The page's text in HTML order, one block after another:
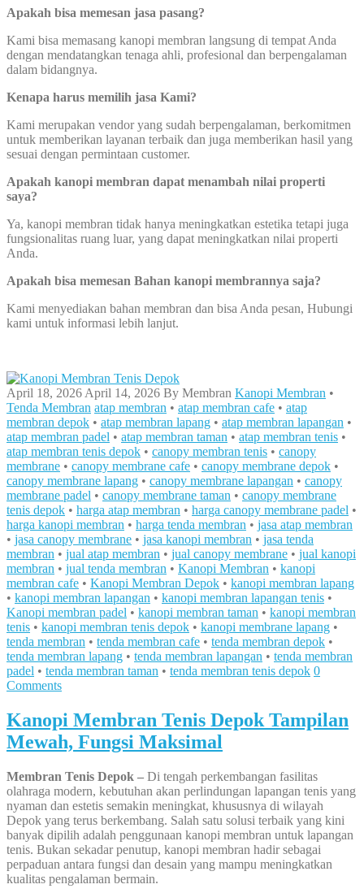
Apakah bisa memesan jasa pasang?
Kami bisa memasang kanopi membran langsung di tempat Anda
dengan mendatangkan tenaga ahli, profesional dan berpengalaman
dalam bidangnya.
Kenapa harus memilih jasa Kami?
Kami merupakan vendor yang sudah berpengalaman, berkomitmen
untuk memberikan layanan terbaik dan juga memberikan hasil yang
sesuai dengan permintaan customer.
Apakah kanopi membran dapat menambah nilai properti
saya?
Ya, kanopi membran tidak hanya meningkatkan estetika tetapi juga
fungsionalitas ruang luar, yang dapat meningkatkan nilai properti
Anda.
Apakah bisa memesan Bahan kanopi membrannya saja?
Kami menyediakan bahan membran dan bisa Anda pesan, Hubungi
kami untuk informasi lebih lanjut.
April 18, 2026 April 14, 2026 By Membran Kanopi Membran •
Tenda Membran atap membran • atap membran cafe • atap
membran depok • atap membran lapang • atap membran lapangan •
atap membran padel • atap membran taman • atap membran tenis •
atap membran tenis depok • canopy membran tenis • canopy
membrane • canopy membrane cafe • canopy membrane depok •
canopy membrane lapang • canopy membrane lapangan • canopy
membrane padel • canopy membrane taman • canopy membrane
tenis depok • harga atap membran • harga canopy membrane padel •
harga kanopi membran • harga tenda membran • jasa atap membran
• jasa canopy membrane • jasa kanopi membran • jasa tenda
membran • jual atap membran • jual canopy membrane • jual kanopi
membran • jual tenda membran • Kanopi Membran • kanopi
membran cafe • Kanopi Membran Depok • kanopi membran lapang
• kanopi membran lapangan • kanopi membran lapangan tenis •
Kanopi membran padel • kanopi membran taman • kanopi membran
tenis • kanopi membran tenis depok • kanopi membrane lapang •
tenda membran • tenda membran cafe • tenda membran depok •
tenda membran lapang • tenda membran lapangan • tenda membran
padel • tenda membran taman • tenda membran tenis depok 0
Comments
Kanopi Membran Tenis Depok Tampilan
Mewah, Fungsi Maksimal
Membran Tenis Depok – Di tengah perkembangan fasilitas
olahraga modern, kebutuhan akan perlindungan lapangan tenis yang
nyaman dan estetis semakin meningkat, khususnya di wilayah
Depok yang terus berkembang. Salah satu solusi terbaik yang kini
banyak dipilih adalah penggunaan kanopi membran untuk lapangan
tenis. Bukan sekadar penutup, kanopi membran hadir sebagai
perpaduan antara fungsi dan desain yang mampu meningkatkan
kualitas pengalaman bermain.